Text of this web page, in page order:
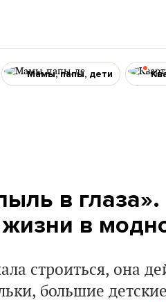
Мамы, папы, дети
в
в
строиться, она
большие